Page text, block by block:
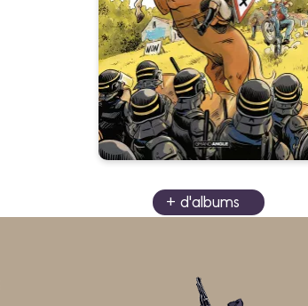
Date de parution :
20/08/2025
L’alliance improbable d’un
noble désargenté avec des
ZADistes, pour sauver un
territoire
+ d'albums